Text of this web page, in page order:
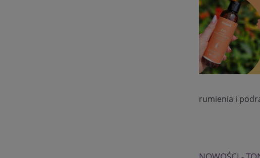
rumienia i